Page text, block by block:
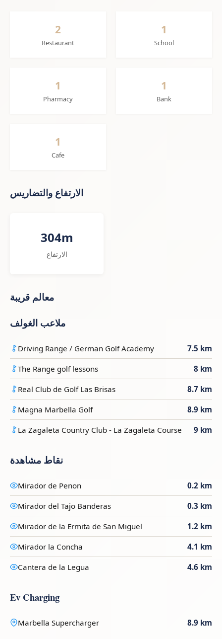
2
Restaurant
1
School
1
Pharmacy
1
Bank
1
Cafe
الارتفاع والتضاريس
304m
الارتفاع
معالم قريبة
ملاعب الغولف
Driving Range / German Golf Academy 7.5 km
The Range golf lessons 8 km
Real Club de Golf Las Brisas 8.7 km
Magna Marbella Golf 8.9 km
La Zagaleta Country Club - La Zagaleta Course 9 km
نقاط مشاهدة
Mirador de Penon 0.2 km
Mirador del Tajo Banderas 0.3 km
Mirador de la Ermita de San Miguel 1.2 km
Mirador la Concha 4.1 km
Cantera de la Legua 4.6 km
Ev Charging
Marbella Supercharger 8.9 km